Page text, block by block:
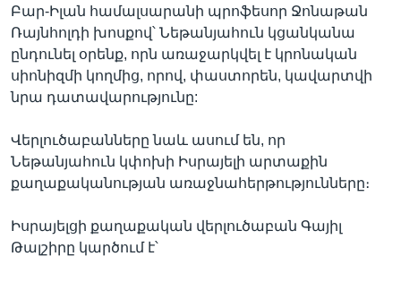
Բար-Իլան համալսարանի պրոֆեսոր Ջոնաթան
Ռայնհոլդի խոսքով՝ Նեթանյահուն կցանկանա
ընդունել օրենք, որն առաջարկվել է կրոնական
սիոնիզմի կողմից, որով, փաստորեն, կավարտվի
նրա դատավարությունը:
Վերլուծաբանները նաև ասում են, որ
Նեթանյահուն կփոխի Իսրայելի արտաքին
քաղաքականության առաջնահերթությունները։
Իսրայելցի քաղաքական վերլուծաբան Գայիլ
Թալշիրը կարծում է՝